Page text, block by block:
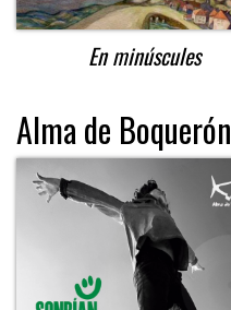
En minúscules
Alma de Boquerón